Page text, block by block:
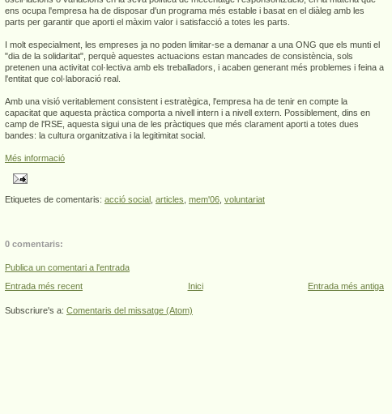
ens ocupa l'empresa ha de disposar d'un programa més estable i basat en el diàleg amb les
parts per garantir que aporti el màxim valor i satisfacció a totes les parts.
I molt especialment, les empreses ja no poden limitar-se a demanar a una ONG que els munti el
"dia de la solidaritat", perquè aquestes actuacions estan mancades de consistència, sols
pretenen una activitat col·lectiva amb els treballadors, i acaben generant més problemes i feina a
l'entitat que col·laboració real.
Amb una visió veritablement consistent i estratègica, l'empresa ha de tenir en compte la
capacitat que aquesta pràctica comporta a nivell intern i a nivell extern. Possiblement, dins en
camp de l'RSE, aquesta sigui una de les pràctiques que més clarament aporti a totes dues
bandes: la cultura organitzativa i la legitimitat social.
Més informació
Etiquetes de comentaris: acció social articles mem'06 voluntariat
0 comentaris:
Publica un comentari a l'entrada
Entrada més recent
Entrada més antiga
Inici
Subscriure's a: Comentaris del missatge (Atom)